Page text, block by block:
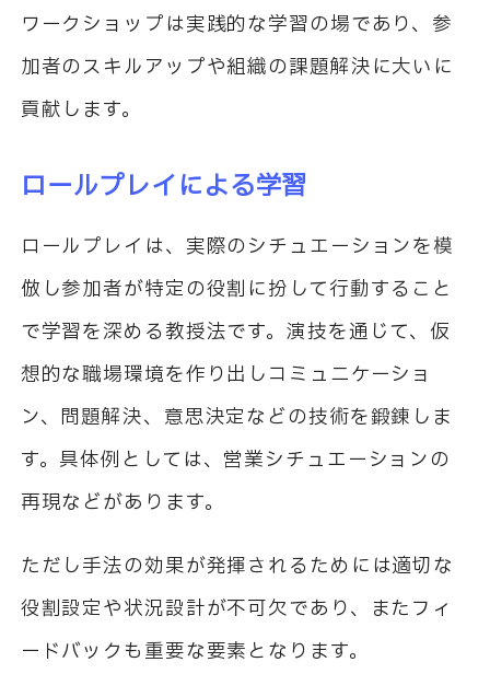
ワークショップは実践的な学習の場であり、参
加者のスキルアップや組織の課題解決に大いに
貢献します。
ロールプレイによる学習
ロールプレイは、実際のシチュエーションを模
倣し参加者が特定の役割に扮して行動すること
で学習を深める教授法です。演技を通じて、仮
想的な職場環境を作り出しコミュニケーショ
ン、問題解決、意思決定などの技術を鍛錬しま
す。具体例としては、営業シチュエーションの
再現などがあります。
ただし手法の効果が発揮されるためには適切な
役割設定や状況設計が不可欠であり、またフィ
ードバックも重要な要素となります。